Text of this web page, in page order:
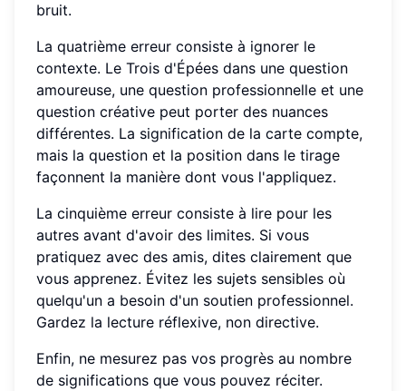
bruit.
La quatrième erreur consiste à ignorer le
contexte. Le Trois d'Épées dans une question
amoureuse, une question professionnelle et une
question créative peut porter des nuances
différentes. La signification de la carte compte,
mais la question et la position dans le tirage
façonnent la manière dont vous l'appliquez.
La cinquième erreur consiste à lire pour les
autres avant d'avoir des limites. Si vous
pratiquez avec des amis, dites clairement que
vous apprenez. Évitez les sujets sensibles où
quelqu'un a besoin d'un soutien professionnel.
Gardez la lecture réflexive, non directive.
Enfin, ne mesurez pas vos progrès au nombre
de significations que vous pouvez réciter.